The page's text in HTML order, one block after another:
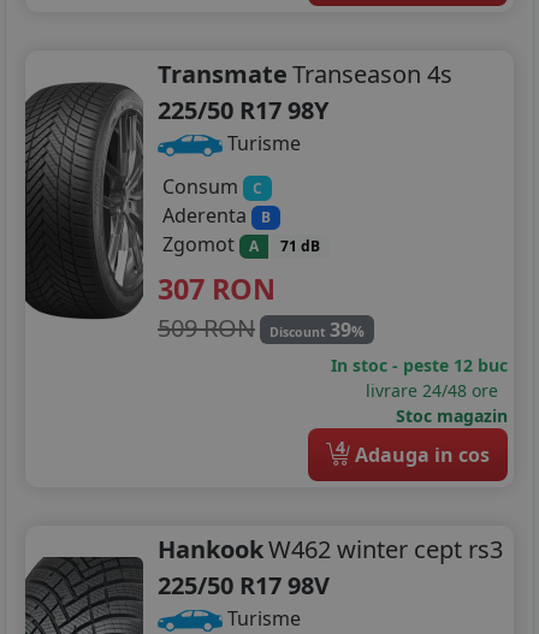
TransmateTranseason 4s
225/50 R17 98Y
Turisme
Consum
C
Aderenta B
Zgomot A 71 dB
307 RON
509 RON Discount 39%
In stoc - peste 12 buc
livrare 24/48 ore
Stoc magazin
4 Adauga in cos
HankookW462 winter cept rs3
225/50 R17 98V
Turisme